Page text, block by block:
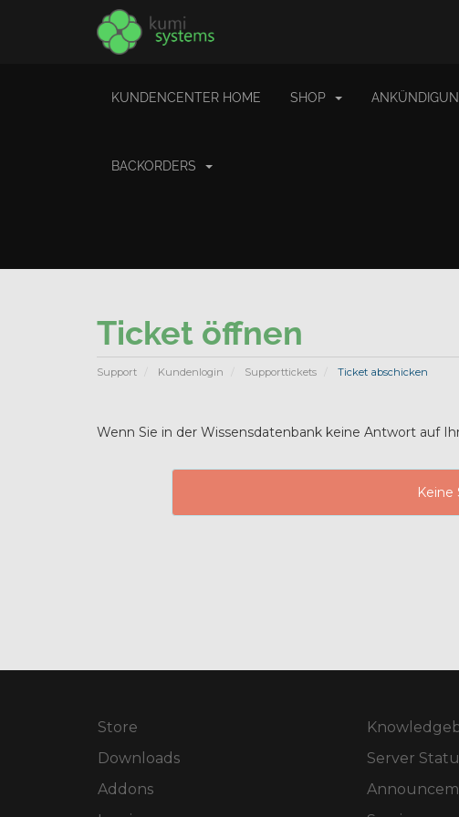
KUNDENCENTER HOME SHOP
BACKORDERS
Ticket öffnen
Support Kundenlogin Supporttickets Ticket abschicken
Wenn Sie in der Wissensdatenbank keine Antwort auf
Store
Downloads
Addons
Server